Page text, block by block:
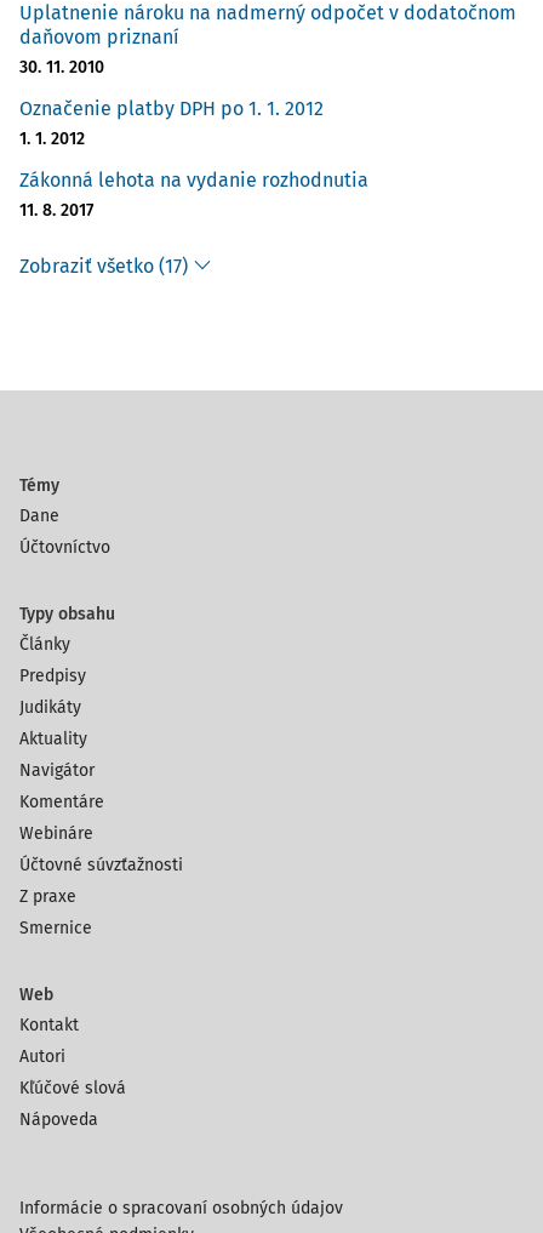
Uplatnenie nároku na nadmerný odpočet v dodatočnom
daňovom priznaní
30. 11. 2010
Označenie platby DPH po 1. 1. 2012
1. 1. 2012
Zákonná lehota na vydanie rozhodnutia
11. 8. 2017
Zobraziť všetko (17)
Témy
Dane
Účtovníctvo
Typy obsahu
Články
Predpisy
Judikáty
Aktuality
Navigátor
Komentáre
Webináre
Účtovné súvzťažnosti
Z praxe
Smernice
Web
Kontakt
Autori
Kľúčové slová
Nápoveda
Informácie o spracovaní osobných údajov